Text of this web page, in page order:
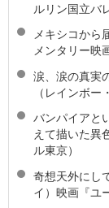
ルリン国立バ
メキシコから
メンタリー映
涙、涙の真実
（レインボー
バンパイアと
えて描いた異
ル東京）
奇想天外にし
イ）映画『ユ